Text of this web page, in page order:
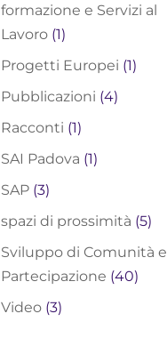
formazione e Servizi al
Lavoro (1)
Progetti Europei (1)
Pubblicazioni (4)
Racconti (1)
SAI Padova (1)
SAP (3)
spazi di prossimità (5)
Sviluppo di Comunità e
Partecipazione (40)
Video (3)